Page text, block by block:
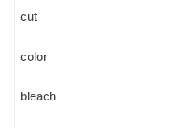
cut
color
bleach